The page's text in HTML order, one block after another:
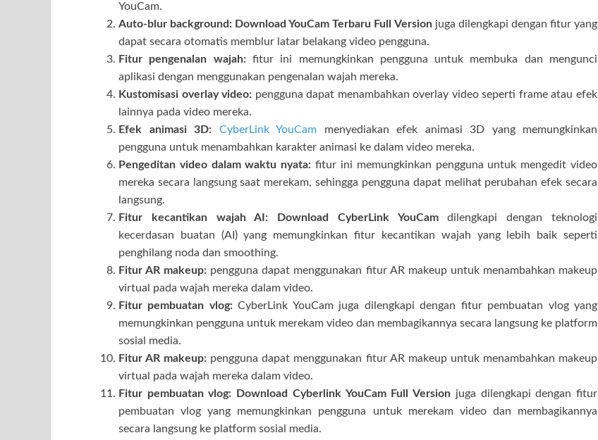
YouCam.
Auto-blur background: Download YouCam Terbaru Full Versionjuga dilengkapi dengan fitur yang
dapat secara otomatis memblur latar belakang video pengguna.
Fitur pengenalan wajah:fitur ini memungkinkan pengguna untuk membuka dan mengunci
aplikasi dengan menggunakan pengenalan wajah mereka.
Kustomisasi overlay video: pengguna dapat menambahkan overlay video seperti frame atau efek
lainnya pada video mereka.
Efek animasi 3D:
CyberLink YouCam menyediakan efek animasi 3D yang memungkinkan
pengguna untuk menambahkan karakter animasi ke dalam video mereka.
Pengeditan video dalam waktu nyata: fitur ini memungkinkan pengguna untuk mengedit video
mereka secara langsung saat merekam, sehingga pengguna dapat melihat perubahan efek secara
langsung.
Fitur kecantikan wajah AI:
Download CyberLink YouCamdilengkapi dengan teknologi
kecerdasan buatan (AI) yang memungkinkan fitur kecantikan wajah yang lebih baik seperti
penghilang noda dan smoothing.
Fitur AR makeup: pengguna dapat menggunakan fitur AR makeup untuk menambahkan makeup
virtual pada wajah mereka dalam video.
Fitur pembuatan vlog:CyberLink YouCam juga dilengkapi dengan fitur pembuatan vlog yang
memungkinkan pengguna untuk merekam video dan membagikannya secara langsung ke platform
sosial media.
Fitur AR makeup: pengguna dapat menggunakan fitur AR makeup untuk menambahkan makeup
virtual pada wajah mereka dalam video.
Fitur pembuatan vlog:
Download Cyberlink YouCam Full Version juga dilengkapi dengan fitur
pembuatan vlog yang memungkinkan pengguna untuk merekam video dan membagikannya
secara langsung ke platform sosial media.